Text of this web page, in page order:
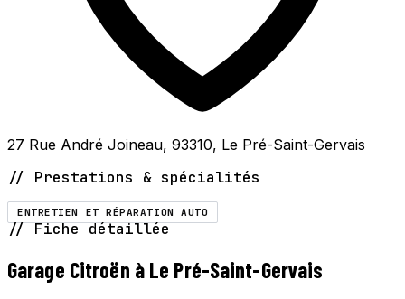
27 Rue André Joineau, 93310, Le Pré-Saint-Gervais
// Prestations & spécialités
ENTRETIEN ET RÉPARATION AUTO
// Fiche détaillée
Garage Citroën à Le Pré-Saint-Gervais